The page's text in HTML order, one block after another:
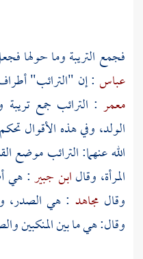
فجمع التريبة وما حولها
عباس : إن "الترائب"
معمر : الترائب جمع
الولد، وفي هذه الأقوال
الله عنهما: الترائب موضع
المرأة، وقالابن جبير: هي
وقال مجاهد : هي الصدر،
وقال: هي ما بين المنكبين